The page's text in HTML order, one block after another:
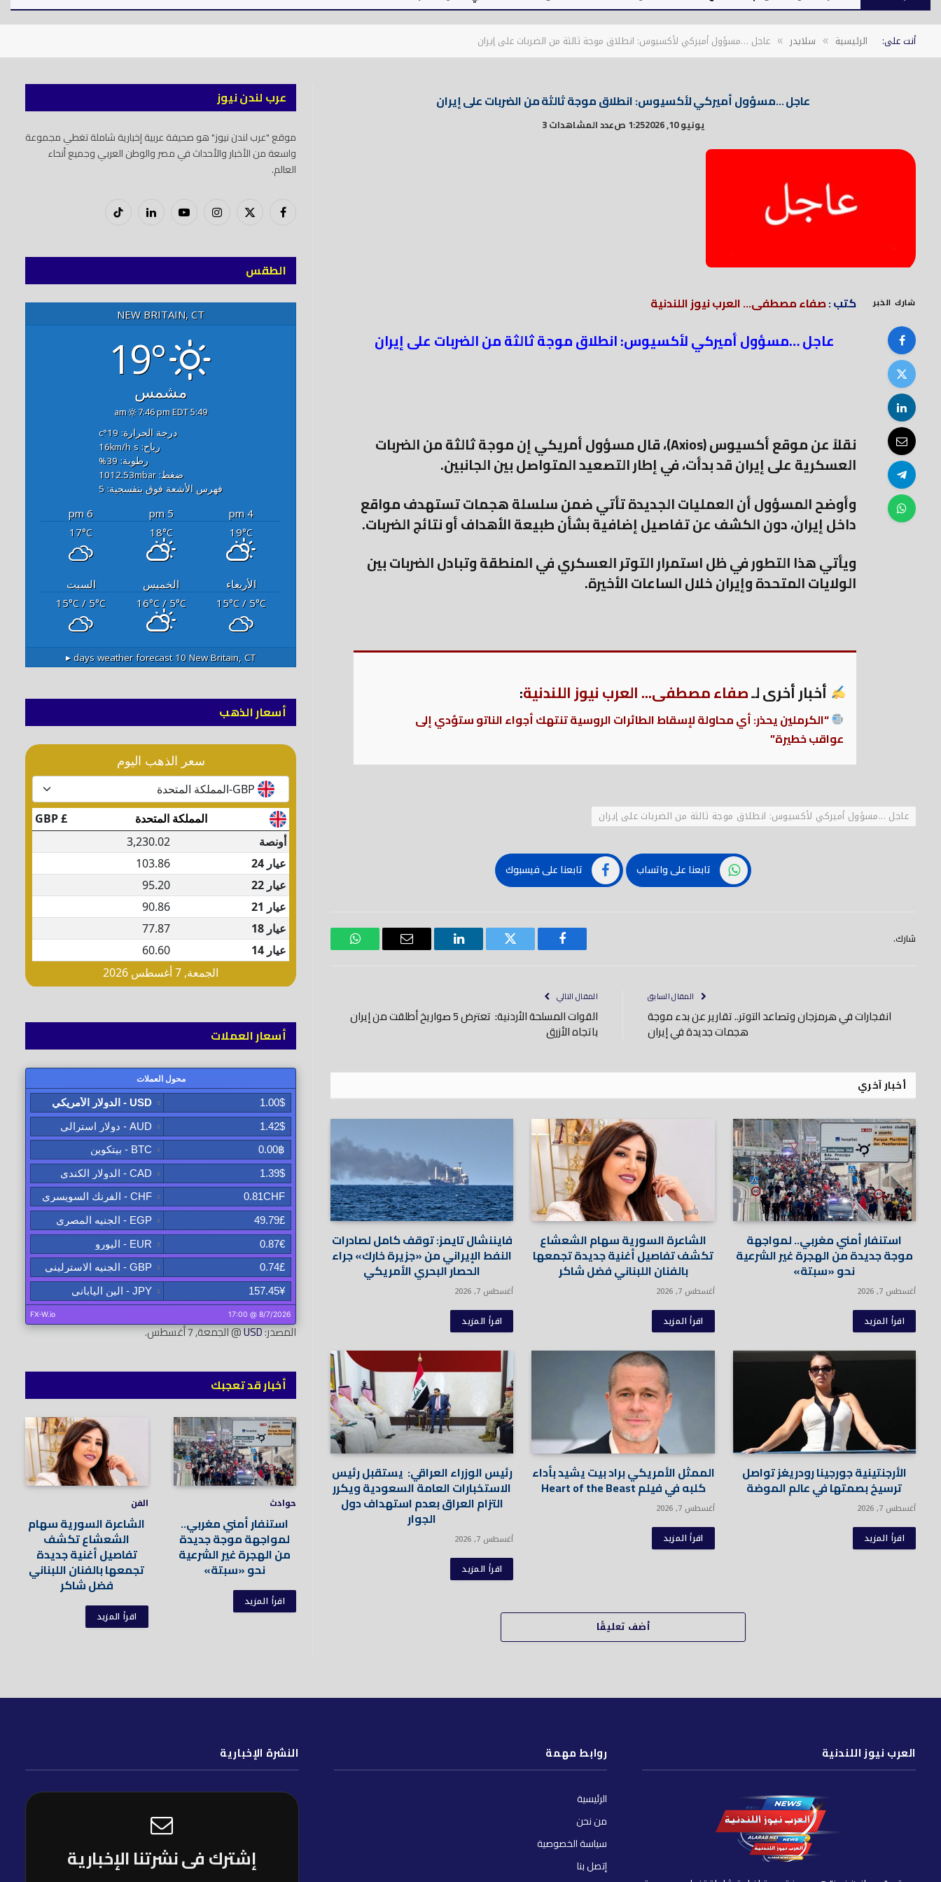
أنت على: الرئيسية » سلايدر » عاجل …مسؤول أميركي لأكسيوس: انطلاق موجة ثالثة من الضربات على إيران
عاجل …مسؤول أميركي لأكسيوس: انطلاق موجة ثالثة من الضربات على إيران
يونيو 10, 2026 1:25 ص عدد المشاهدات 3
شارك الخبر كتب :صفاء مصطفى... العرب نيوز اللندنية
عاجل …مسؤول أميركي لأكسيوس: انطلاق موجة ثالثة من الضربات على إيران
نقلاً عن موقع أكسيوس (Axios)، قال مسؤول أمريكي إن موجة ثالثة من الضربات
العسكرية على إيران قد بدأت، في إطار التصعيد المتواصل بين الجانبين.
وأوضح المسؤول أن العمليات الجديدة تأتي ضمن سلسلة هجمات تستهدف مواقع
داخل إيران، دون الكشف عن تفاصيل إضافية بشأن طبيعة الأهداف أو نتائج الضربات.
ويأتي هذا التطور في ظل استمرار التوتر العسكري في المنطقة وتبادل الضربات بين
الولايات المتحدة وإيران خلال الساعات الأخيرة.
أخبار أخرى لـصفاء مصطفى... العرب نيوز اللندنية:
“الكرملين يحذر: أي محاولة لإسقاط الطائرات الروسية تنتهك أجواء الناتو ستؤدي إلى
عواقب خطيرة”
عاجل ...مسؤول أميركي لأكسيوس: انطلاق موجة ثالثة من الضربات على إيران
تابعنا على واتساب تابعنا على فيسبوك
شارك.
فيسبوك تويتر لينكدود
بريد
واتساب
المقال السابق
انفجارات في هرمزجان وتصاعد التوتر.. تقارير عن بدء موجة
هجمات جديدة في إيران
المقال التالي
القوات المسلحة الأردنية: تعترض 5 صواريخ أطلقت من إيران
باتجاه الأزرق
أخبار آخري
استنفار أمني مغربي.. لمواجهة
موجة جديدة من الهجرة غير الشرعية
نحو «سبتة»
أغسطس 7, 2026
اقرأ المزيد
الشاعرة السورية سهام الشعشاع
تكشف تفاصيل أغنية جديدة تجمعها
بالفنان اللبناني فضل شاكر
أغسطس 7, 2026
اقرأ المزيد
فايننشال تايمز: توقف كامل لصادرات
النفط الإيراني من «جزيرة خارك» جراء
الحصار البحري الأمريكي
أغسطس 7, 2026
اقرأ المزيد
الأرجنتينية جورجينا رودريغز تواصل
ترسيخ بصمتها في عالم الموضة
أغسطس 7, 2026
اقرأ المزيد
الممثل الأمريكي براد بيت يشيد بأداء
كلبه في فيلم Heart of the Beast
أغسطس 7, 2026
اقرأ المزيد
رئيس الوزراء العراقي: يستقبل رئيس
الاستخبارات العامة السعودية ويكرر
التزام العراق بعدم استهداف دول
الجوار
أغسطس 7, 2026
اقرأ المزيد
أضف تعليقًا
عرب لندن نيوز
موقع "عرب لندن نيوز" هو صحيفة عربية إخبارية شاملة تغطي مجموعة
واسعة من الأخبار والأحداث في مصر والوطن العربي وجميع أنحاء
العالم.
فيسبوك
X
إنستغرام يوتيوب لينكدود
تيك
الطقس
NEW BRITAIN, CT
19°
مشمس
5:49 am
7:46 pm EDT
درجة الحرارة: 19
°c
رياح: 16 km/h s
رطوبة: 39
%
ضغط: 1012.53mbar
فهرس الأشعة فوق بنفسجية: 5
4 pm
5 pm
6 pm
19°C
18°C
17°C
الأربعاء الخميس
السبت
15°C/ 5°C
16°C/ 5°C
15°C / 5°C
New Britain, CT
أسعار الذهب
أسعار العملات
المصدر:USD@ الجمعة, 7 أغسطس.
أخبار قد تعجبك
حوادث
استنفار أمني مغربي..
لمواجهة موجة جديدة
من الهجرة غير الشرعية
نحو «سبتة»
اقرأ المزيد
الفن
الشاعرة السورية سهام
الشعشاع تكشف
تفاصيل أغنية جديدة
تجمعها بالفنان اللبناني
فضل شاكر
اقرأ المزيد
العرب نيوز اللندنية روابط مهمة
الرئيسية
من نحن
سياسة الخصوصية
إتصل بنا
النشرة الإخبارية
إشترك فى نشرتنا الإخبارية